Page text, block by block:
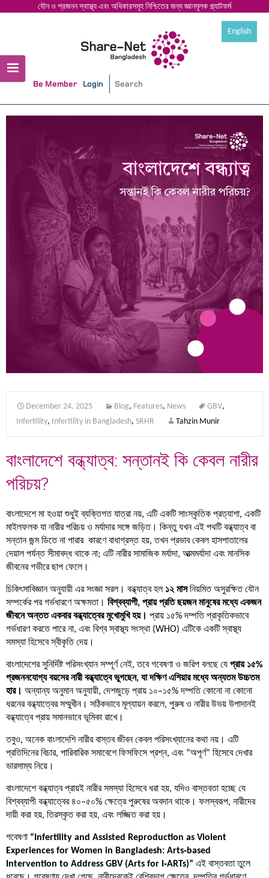
যৌন ও প্রজনন স্বাস্থ্য এবং অধিকারসমূহ নিশ্চিতের জন্য জ্ঞানমূলক প্ল্যাটফর্ম
Be Member
Login
to
English
December 24, 2025 Blog, Features, News GBV,
Infertility, Infertility in Bangladesh, SRHR Tahzin Munir
বাংলাদেশে বন্ধ্যাত্ব: সন্তানই কি কেবল নারীর
পরিচয়?
বাংলাদেশে মা হওয়া শুধুই ব্যক্তিগত যাত্রা নয়, এটি একটি সাংস্কৃতিক প্রত্যাশা, একটি
মাইলফলক যা নারীর পরিচয় ও মর্যাদার সঙ্গে জড়িত। কিন্তু যখন এই পথটি বন্ধ্যাত্ব বা
সন্তান জন্ম ডিতে না পারার কারণে বাধাগ্রস্ত হয়, তখন প্রভাব কেবল হাসপাতালের
দেয়াল পর্যন্ত সীমাবদ্ধ থাকে না; এটি নারীর সামাজিক মর্যাদা, আত্মমর্যাদা এবং মানসিক
জীবনের গভীরে ছাপ ফেলে।
চিকিৎসাবিজ্ঞান অনুযায়ী এর সংজ্ঞা সরল। বন্ধ্যাত্ব হল ১২ মাসনিয়মিত অসুরক্ষিত যৌন
সম্পর্কের পর গর্ভধারণে অক্ষমতা। বিশ্বব্যাপী, প্রায় প্রতি ছয়জন মানুষের মধ্যে একজন
জীবনে অন্তত একবার বন্ধ্যাত্বের মুখোমুখি হয়। প্রায় ১৫% দম্পতি প্রাকৃতিকভাবে
গর্ভধারণ করতে পারে না, এবং বিশ্ব স্বাস্থ্য সংস্থা (WHO) এটিকে একটি স্বাস্থ্য
সমস্যা হিসেবে স্বীকৃতি দেয়।
বাংলাদেশের সুনির্দিষ্ট পরিসংখ্যান সম্পূর্ণ নেই, তবে গবেষণা ও জরিপ বলছে যে প্রায় ১৫%
প্রজননযোগ্য বয়সের নারী বন্ধ্যাত্বে ভুগছেন, যা দক্ষিণ এশিয়ার মধ্যে অন্যতম উচ্চতম
হার।
অন্যান্য অনুমান অনুযায়ী, দেশজুড়ে প্রায় ১০–১৫% দম্পতি কোনো না কোনো
ধরনের বন্ধ্যাত্বের সম্মুখীন। সঠিকভাবে মূল্যায়ন করলে, পুরুষ ও নারীর উভয় উপাদানই
বন্ধ্যাত্বে প্রায় সমানভাবে ভূমিকা রাখে।
তবুও, অনেক বাংলাদেশি নারীর বাস্তব জীবন কেবল পরিসংখ্যানের কথা নয়। এটি
প্রতিদিনের বিচার, পারিবারিক সমাবেশে ফিসফিসে প্রশ্ন, এবং “অপূর্ণ” হিসেবে দেখার
ভারসাম্য নিয়ে।
বাংলাদেশে বন্ধ্যাত্ব প্রায়ই নারীর সমস্যা হিসেবে ধরা হয়, যদিও বাস্তবতা হচ্ছে যে
বিশ্বব্যাপী বন্ধ্যাত্বের ৪০–৫০% ক্ষেত্রে পুরুষের অবদান থাকে। ফলস্বরূপ, নারীদের
দায়ী করা হয়, তিরস্কৃত করা হয়, এবং লজ্জিত করা হয়।
গবেষণা “Infertility and Assisted Reproduction as Violent
Experiences for Women in Bangladesh: Arts‑based
Intervention to Address GBV (Arts for I‑ARTs)” এই বাস্তবতা তুলে